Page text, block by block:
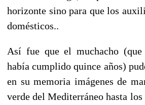
horizonte sino para que los
domésticos..
Así fue que el muchacho (que
había cumplido quince años)
en su memoria imágenes de
verde del Mediterráneo hasta